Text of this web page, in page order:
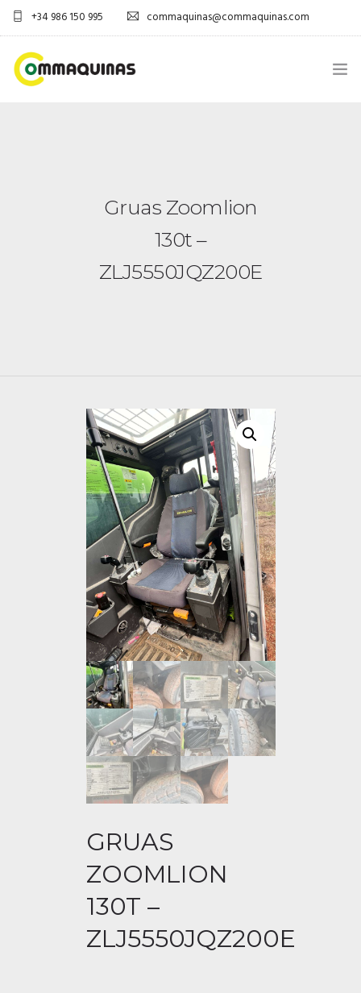
+34 986 150 995 commaquinas@commaquinas.com
EQUIPAMENTOS SHOP
CONTACTOS
Gruas Zoomlion
130t –
ZLJ5550JQZ200E
GRUAS
ZOOMLION
130T –
ZLJ5550JQZ200E